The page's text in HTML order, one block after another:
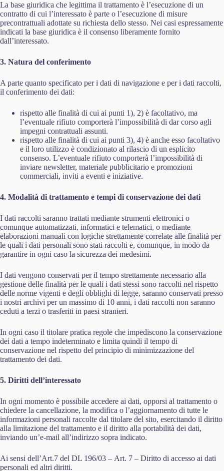
La base giuridica che legittima il trattamento è l’esecuzione di un
contratto di cui l’interessato è parte o l’esecuzione di misure
precontrattuali adottate su richiesta dello stesso. Nei casi espressamente
indicati la base giuridica è il consenso liberamente fornito
dall’interessato.
3. Natura del conferimento
A parte quanto specificato per i dati di navigazione e per i dati raccolti,
il conferimento dei dati:
rispetto alle finalità di cui ai punti 1), 2) è facoltativo, ma
l’eventuale rifiuto comporterà l’impossibilità di dar corso agli
impegni contrattuali assunti.
rispetto alle finalità di cui ai punti 3), 4) è anche esso facoltativo
e il loro utilizzo è condizionato al rilascio di un esplicito
consenso. L’eventuale rifiuto comporterà l’impossibilità di
inviare newsletter, materiale pubblicitario e promozioni
commerciali, inviti a eventi e iniziative.
4. Modalità di trattamento e tempi di conservazione dei dati
I dati raccolti saranno trattati mediante strumenti elettronici o
comunque automatizzati, informatici e telematici, o mediante
elaborazioni manuali con logiche strettamente correlate alle finalità per
le quali i dati personali sono stati raccolti e, comunque, in modo da
garantire in ogni caso la sicurezza dei medesimi.
I dati vengono conservati per il tempo strettamente necessario alla
gestione delle finalità per le quali i dati stessi sono raccolti nel rispetto
delle norme vigenti e degli obblighi di legge, saranno conservati presso
i nostri archivi per un massimo di 10 anni, i dati raccolti non saranno
ceduti a terzi o trasferiti in paesi stranieri.
In ogni caso il titolare pratica regole che impediscono la conservazione
dei dati a tempo indeterminato e limita quindi il tempo di
conservazione nel rispetto del principio di minimizzazione del
trattamento dei dati.
5. Diritti dell’interessato
In ogni momento è possibile accedere ai dati, opporsi al trattamento o
chiedere la cancellazione, la modifica o l’aggiornamento di tutte le
informazioni personali raccolte dal titolare del sito, esercitando il diritto
alla limitazione del trattamento e il diritto alla portabilità dei dati,
inviando un’e-mail all’indirizzo sopra indicato.
Ai sensi dell’Art.7 del DL 196/03 – Art. 7 – Diritto di accesso ai dati
personali ed altri diritti.